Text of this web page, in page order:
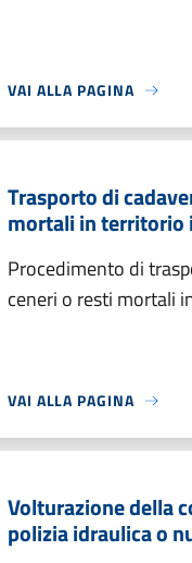
VAI ALLA PAGINA
Trasporto di
mortali in territorio
Procedimento di
ceneri o resti mortali
VAI ALLA PAGINA
Volturazione della
polizia idraulica o